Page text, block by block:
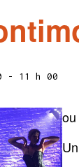
- 11 h 00